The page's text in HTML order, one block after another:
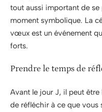
tout aussi important de
moment symbolique. La
vœux est un événement
forts.
Prendre le temps de
Avant le jour J, il peut
de réfléchir à ce que